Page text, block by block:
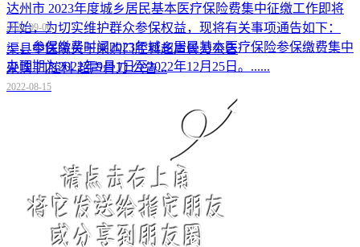
达州市 2023年度城乡居民基本医疗保险费集中征缴工作即将
开始，为切实维护群众参保权益，现将有关事项通告如下：
一、参保缴费时间2023年城乡居民基本医疗保险参保缴费集中
办理期为2022年9月1日至2022年12月25日。......
2022-09-06
渠县中医院关于采购口腔科超声骨刀公告
采购 口腔科 超声骨刀 公告...
2022-08-15